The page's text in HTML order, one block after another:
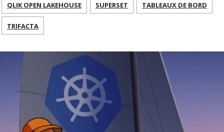
QLIK OPEN LAKEHOUSE SUPERSET TABLEAUX DE BORD
TRIFACTA